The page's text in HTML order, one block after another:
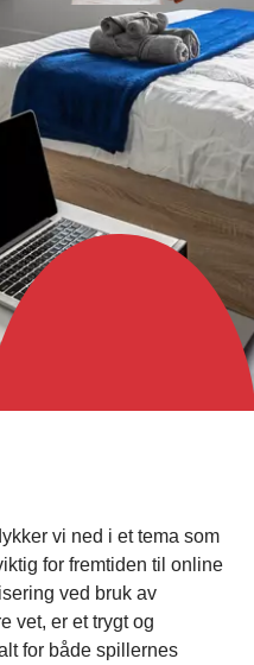
vi ned i et tema som
for fremtiden til online
ved bruk av
vet, er et trygt og
for både spillernes